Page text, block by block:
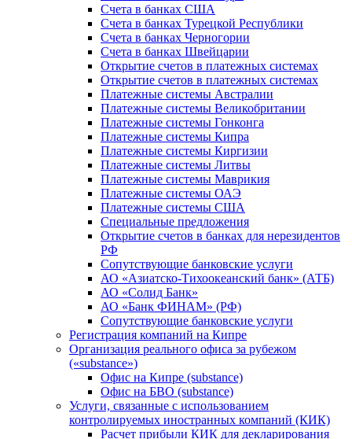
Счета в банках США
Счета в банках Турецкой Республики
Счета в банках Черногории
Счета в банках Швейцарии
Открытие счетов в платежных системах
Открытие счетов в платежных системах
Платежные системы Австралии
Платежные системы Великобритании
Платежные системы Гонконга
Платежные системы Кипра
Платежные системы Киргизии
Платежные системы Литвы
Платежные системы Маврикия
Платежные системы ОАЭ
Платежные системы США
Специальные предложения
Открытие счетов в банках для нерезидентов
РФ
Сопутствующие банковские услуги
АО «Азиатско-Тихоокеанский банк» (АТБ)
АО «Солид Банк»
АО «Банк ФИНАМ» (РФ)
Сопутствующие банковские услуги
Регистрация компаний на Кипре
Организация реального офиса за рубежом
(«substance»)
Офис на Кипре (substance)
Офис на БВО (substance)
Услуги, связанные с использованием
контролируемых иностранных компаний (КИК)
Расчет прибыли КИК для декларирования